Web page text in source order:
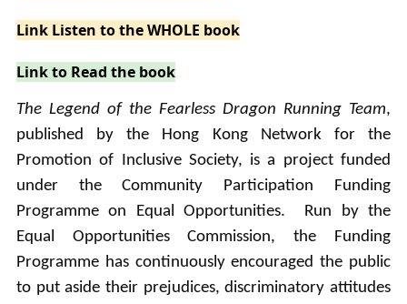
Link Listen to the WHOLE book
Link to Read the book
The Legend of the Fearless Dragon Running Team,
published by the Hong Kong Network for the
Promotion of Inclusive Society, is a project funded
under the Community Participation Funding
Programme on Equal Opportunities. Run by the
Equal Opportunities Commission, the Funding
Programme has continuously encouraged the public
to put aside their prejudices, discriminatory attitudes